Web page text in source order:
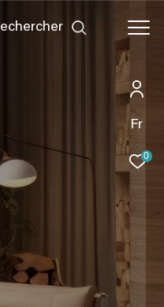
Fr
0
rechercher